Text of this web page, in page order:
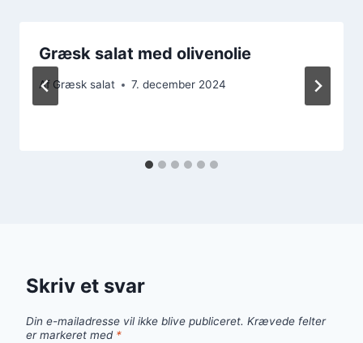
Græsk salat med olivenolie
Af Græsk salat 7. december 2024
Skriv et svar
Din e-mailadresse vil ikke blive publiceret. Krævede felter
er markeret med *